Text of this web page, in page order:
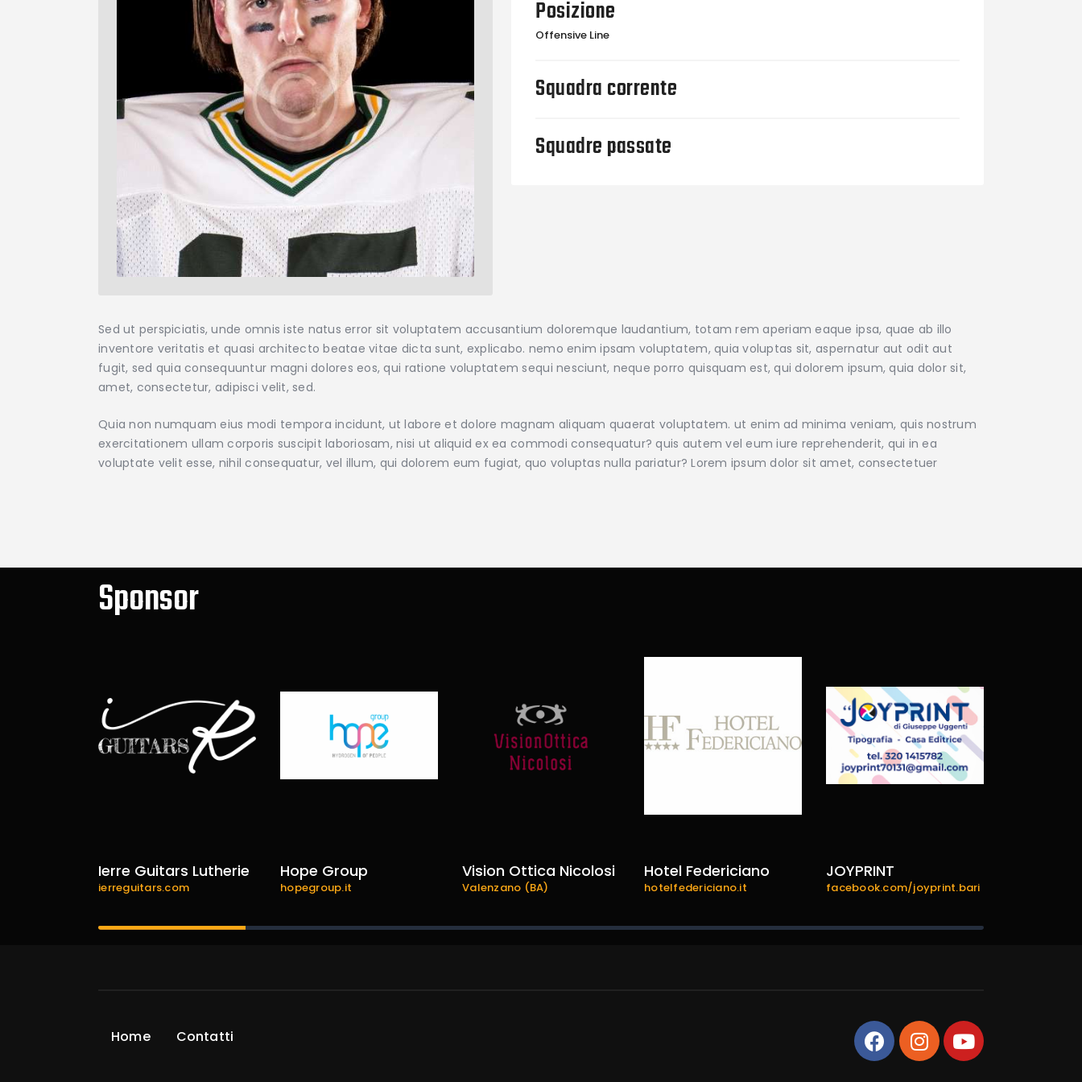
Posizione
Offensive Line
Squadra corrente
Squadre passate
Sed ut perspiciatis, unde omnis iste natus error sit voluptatem accusantium doloremque laudantium, totam rem aperiam eaque ipsa, quae ab illo
inventore veritatis et quasi architecto beatae vitae dicta sunt, explicabo. nemo enim ipsam voluptatem, quia voluptas sit, aspernatur aut odit aut
fugit, sed quia consequuntur magni dolores eos, qui ratione voluptatem sequi nesciunt, neque porro quisquam est, qui dolorem ipsum, quia dolor sit,
amet, consectetur, adipisci velit, sed.
Quia non numquam eius modi tempora incidunt, ut labore et dolore magnam aliquam quaerat voluptatem. ut enim ad minima veniam, quis nostrum
exercitationem ullam corporis suscipit laboriosam, nisi ut aliquid ex ea commodi consequatur? quis autem vel eum iure reprehenderit, qui in ea
voluptate velit esse, nihil consequatur, vel illum, qui dolorem eum fugiat, quo voluptas nulla pariatur? Lorem ipsum dolor sit amet, consectetuer
Sponsor
Ierre Guitars Lutherie
ierreguitars.com
Hope Group
hopegroup.it
Vision Ottica Nicolosi
Valenzano (BA)
Hotel Federiciano
hotelfedericiano.it
JOYPRINT
facebook.com/joyprint.bari
Home Contatti